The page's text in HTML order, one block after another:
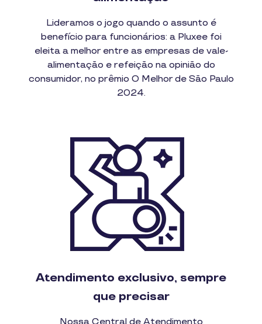
Lideramos o jogo quando o assunto é
benefício para funcionários: a Pluxee foi
eleita a melhor entre as empresas de vale-
alimentação e refeição na opinião do
consumidor, no prêmio O Melhor de São Paulo
2024.
Atendimento exclusivo, sempre
que precisar